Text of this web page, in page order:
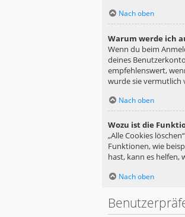
Nach oben
Warum werde ich
Wenn du beim
deines
empfehlenswert,
wurde sie vermutlich
Nach oben
Wozu ist die
„Alle Cookies
Funktionen, wie
hast, kann es helfen,
Nach oben